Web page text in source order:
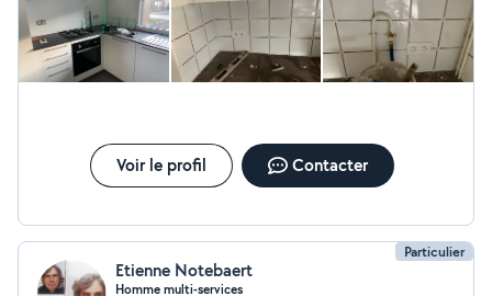
Voir le profil Contacter
Particulier
Etienne Notebaert
Homme multi-services